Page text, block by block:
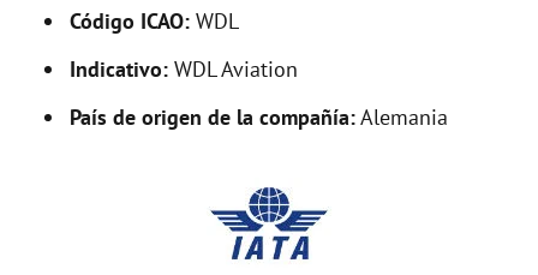
Código ICAO: WDL
Indicativo: WDL Aviation
País de origen de la compañía:Alemania